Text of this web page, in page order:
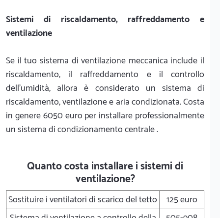
Sistemi di riscaldamento, raffreddamento e
ventilazione
Se il tuo sistema di ventilazione meccanica include il
riscaldamento, il raffreddamento e il controllo
dell'umidità, allora è considerato un sistema di
riscaldamento, ventilazione e aria condizionata. Costa
in genere 6050 euro per installare professionalmente
un sistema di condizionamento centrale .
Quanto costa installare i sistemi di
ventilazione?
Sostituire i ventilatori di scarico del tetto
125 euro